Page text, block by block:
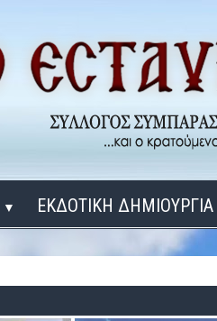
▼ ΕΚΔΟΤΙΚΗ ΔΗΜΙΟΥΡΓΙΑ